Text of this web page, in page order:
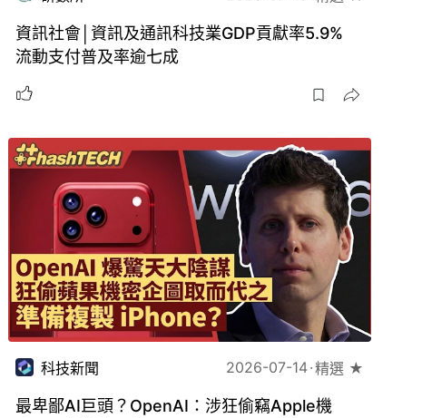
資訊社會│資訊及通訊科技業GDP貢獻率5.9%
流動支付普及率逾七成
科技新聞 2026-07-14 精選 ★
最卑鄙AI巨頭？OpenAI：涉狂偷竊Apple機